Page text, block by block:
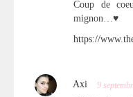
Coup de
mignon…♥
https://
Axi 9